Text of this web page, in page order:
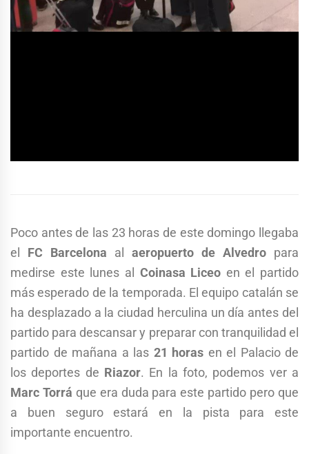
Poco antes de las 23 horas de este domingo llegaba
el FC Barcelona al aeropuerto de Alvedro para
medirse este lunes al Coinasa Liceo en el partido
más esperado de la temporada. El equipo catalán se
ha desplazado a la ciudad herculina un día antes del
partido para descansar y preparar con tranquilidad el
partido de mañana a las 21 horas en el Palacio de
los deportes de Riazor. En la foto, podemos ver a
Marc Torrá que era duda para este partido pero que
a buen seguro estará en la pista para este
importante encuentro.